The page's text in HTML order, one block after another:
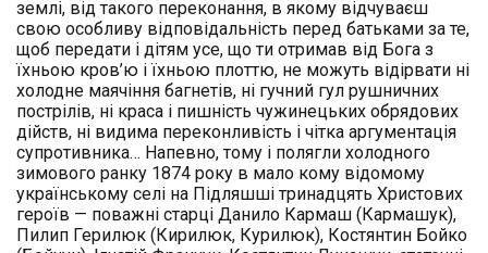
землі, від такого переконання, в якому відчуваєш
свою особливу відповідальність перед батьками за те,
щоб передати і дітям усе, що ти отримав від Бога з
їхньою кров’ю і їхньою плоттю, не можуть відірвати ні
холодне маячіння багнетів, ні гучний гул рушничних
пострілів, ні краса і пишність чужинецьких обрядових
дійств, ні видима переконливість і чітка аргументація
супротивника… Напевно, тому і полягли холодного
зимового ранку 1874 року в мало кому відомому
українському селі на Підляшші тринадцять Христових
героїв — поважні старці Данило Кармаш (Кармашук),
Пилип Герилюк (Кирилюк, Курилюк), Костянтин Бойко